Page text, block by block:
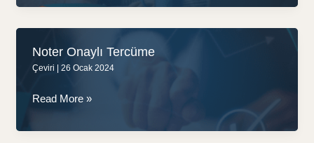
Kullanın:
için
Altın
Noter Onaylı Tercüme
Çeviri 26 Ocak 2024
Noter
Tercüme
Read More »